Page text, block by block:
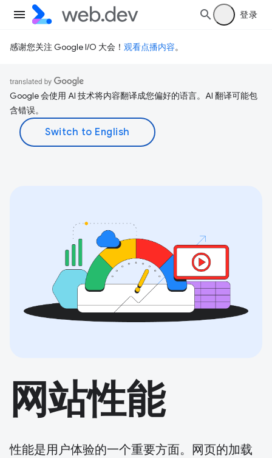
登录
感谢您关注 Google I/O 大会！ 观看点播内容。
Google 会使用 AI 技术将内容翻译成您偏好的语言。AI 翻译可能包
含错误。
网站性能
性能是用户体验的一个重要方面。网页的加载